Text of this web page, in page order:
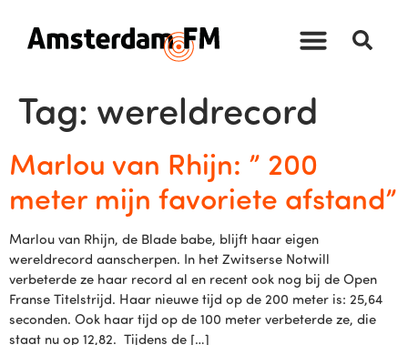
Tag: wereldrecord
Marlou van Rhijn: ” 200
meter mijn favoriete afstand”
Marlou van Rhijn, de Blade babe, blijft haar eigen
wereldrecord aanscherpen. In het Zwitserse Notwill
verbeterde ze haar record al en recent ook nog bij de Open
Franse Titelstrijd. Haar nieuwe tijd op de 200 meter is: 25,64
seconden. Ook haar tijd op de 100 meter verbeterde ze, die
staat nu op 12,82. Tijdens de […]